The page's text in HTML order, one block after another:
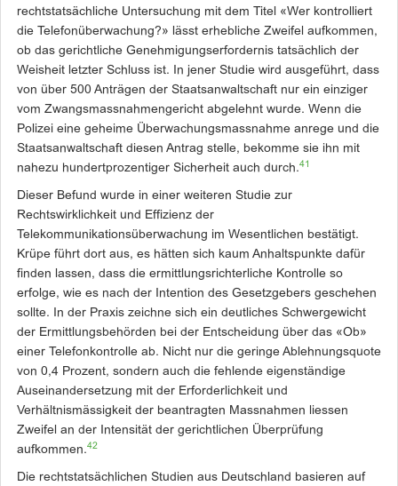
rechtstatsächliche Untersuchung mit dem Titel «Wer kontrolliert
die Telefonüberwachung?» lässt erhebliche Zweifel aufkommen,
ob das gerichtliche Genehmigungserfordernis tatsächlich der
Weisheit letzter Schluss ist. In jener Studie wird ausgeführt, dass
von über 500 Anträgen der Staatsanwaltschaft nur ein einziger
vom Zwangsmassnahmengericht abgelehnt wurde. Wenn die
Polizei eine geheime Überwachungsmassnahme anrege und die
Staatsanwaltschaft diesen Antrag stelle, bekomme sie ihn mit
nahezu hundertprozentiger Sicherheit auch durch.41
Dieser Befund wurde in einer weiteren Studie zur
Rechtswirklichkeit und Effizienz der
Telekommunikationsüberwachung im Wesentlichen bestätigt.
Krüpe führt dort aus, es hätten sich kaum Anhaltspunkte dafür
finden lassen, dass die ermittlungsrichter­liche Kontrolle so
erfolge, wie es nach der Intention des Gesetzgebers geschehen
sollte. In der Praxis zeichne sich ein deutliches Schwergewicht
der Ermittlungsbehörden bei der Entscheidung über das «Ob»
einer Telefonkontrolle ab. Nicht nur die geringe Ablehnungsquote
von 0,4 Prozent, sondern auch die fehlende eigenständige
Auseinandersetzung mit der Erforderlichkeit und
Verhältnismässigkeit der beantragten Massnahmen liessen
Zweifel an der Intensität der gerichtlichen Überprüfung
aufkommen.42
Die rechtstatsächlichen ­Studien aus Deutschland basieren auf